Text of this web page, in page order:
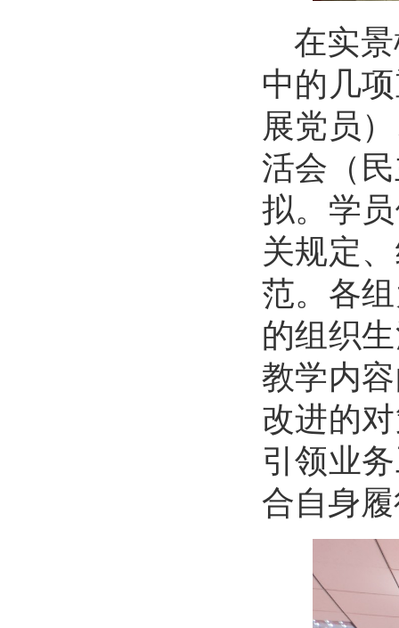
在实
中的几
展党员
活会（
拟。学
关规定
范。各
的组织
教学内
改进的
引领业
合自身